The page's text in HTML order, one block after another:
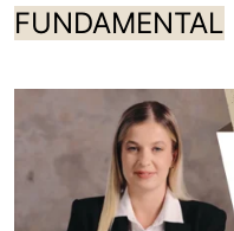
FUNDAMENTAL